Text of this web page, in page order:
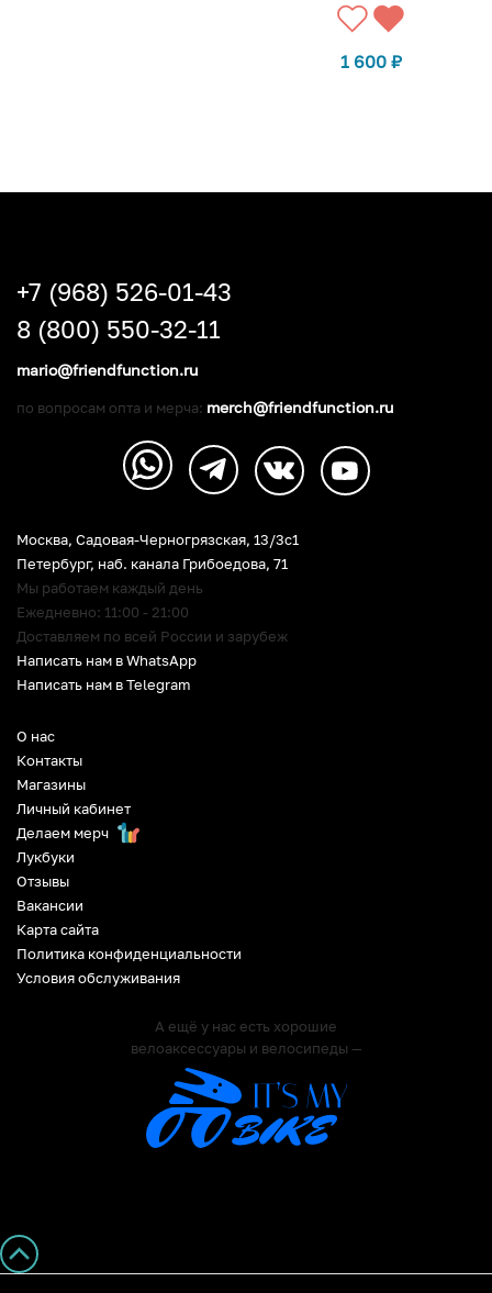
1 600 ₽
О нас
Контакты
Магазины
Личный кабинет
Делаем мерч
Лукбуки
Отзывы
Вакансии
Карта сайта
Политика конфиденциальности
Условия обслуживания
А ещё у нас есть хорошие
велоаксессуары и велосипеды —
Москва, Садовая-Черногрязская, 13/3c1
Петербург, наб. канала Грибоедова, 71
Мы работаем каждый день
Ежедневно: 11:00 - 21:00
Доставляем по всей России и зарубеж
Написать нам в WhatsApp
Написать нам в Telegram
+7 (968) 526-01-43
8 (800) 550-32-11
mario@friendfunction.ru
по вопросам опта и мерча: merch@friendfunction.ru